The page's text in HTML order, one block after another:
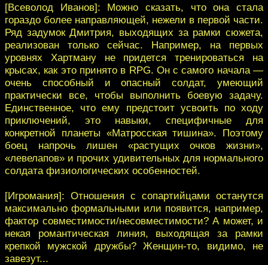
[Всеволод Иванов]: Можно сказать, что она стала
гораздо более направляющей, нежели в первой части.
Ряд задумок Дмитрия, выходящих за рамки сюжета,
реализован только сейчас. Например, на первых
уровнях Хартману не придется тренироваться на
крысах, как это принято в RPG. Он с самого начала —
очень способный и опасный солдат, умеющий
практически все, чтобы выполнить боевую задачу.
Единственное, что ему предстоит усвоить по ходу
приключений, это навыки, специфичные для
конкретной планеты «Матросская тишина». Поэтому
боец напрочь лишен «растущих очков жизни»,
«левелапов» и прочих удивительных для нормального
солдата физиологических особенностей.
[Игромания]: Отношения с сопартийцами останутся
максимально формальными или появится, например,
фактор совместимости/несовместимости? А может, и
некая романтическая линия, выходящая за рамки
крепкой мужской дружбы? Женщин-то, видимо, не
завезут...